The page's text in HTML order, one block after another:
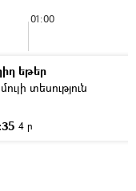
01:00
եթեր
տեսություն
4 ր